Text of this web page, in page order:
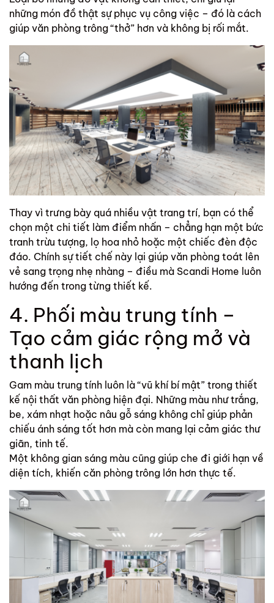
những món đồ thật sự phục vụ công việc – đó là cách
giúp văn phòng trông “thở” hơn và không bị rối mắt.
Thay vì trưng bày quá nhiều vật trang trí, bạn có thể
chọn một chi tiết làm điểm nhấn – chẳng hạn một bức
tranh trừu tượng, lọ hoa nhỏ hoặc một chiếc đèn độc
đáo. Chính sự tiết chế này lại giúp văn phòng toát lên
vẻ sang trọng nhẹ nhàng – điều mà Scandi Home luôn
hướng đến trong từng thiết kế.
4. Phối màu trung tính –
Tạo cảm giác rộng mở và
thanh lịch
Gam màu trung tính luôn là “vũ khí bí mật” trong thiết
kế nội thất văn phòng hiện đại. Những màu như trắng,
be, xám nhạt hoặc nâu gỗ sáng không chỉ giúp phản
chiếu ánh sáng tốt hơn mà còn mang lại cảm giác thư
giãn, tinh tế.
Một không gian sáng màu cũng giúp che đi giới hạn về
diện tích, khiến căn phòng trông lớn hơn thực tế.